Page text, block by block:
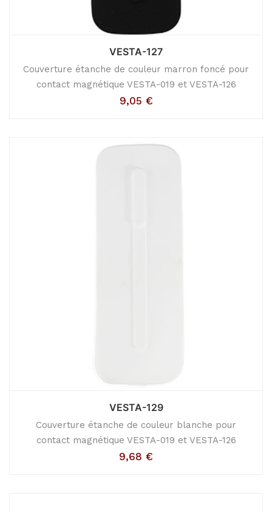
VESTA-127
Couverture étanche de couleur marron foncé pour
contact magnétique VESTA-019 et VESTA-126
9,05 €
VESTA-129
Couverture étanche de couleur blanche pour
contact magnétique VESTA-019 et VESTA-126
9,68 €